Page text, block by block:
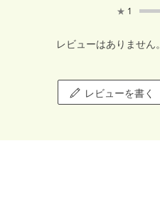
★ 1
レビューはありません。
レビューを書く